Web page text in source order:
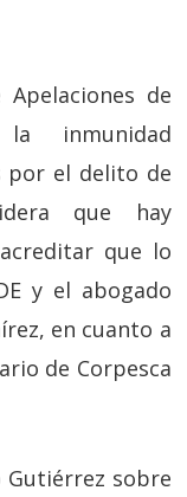
de
inmunidad
por el delito de
que hay
que lo
y el abogado
en cuanto a
de Corpesca
Gutiérrez sobre